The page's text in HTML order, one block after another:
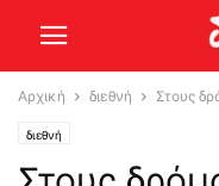
Αρχική διεθνή Στους
διεθνή